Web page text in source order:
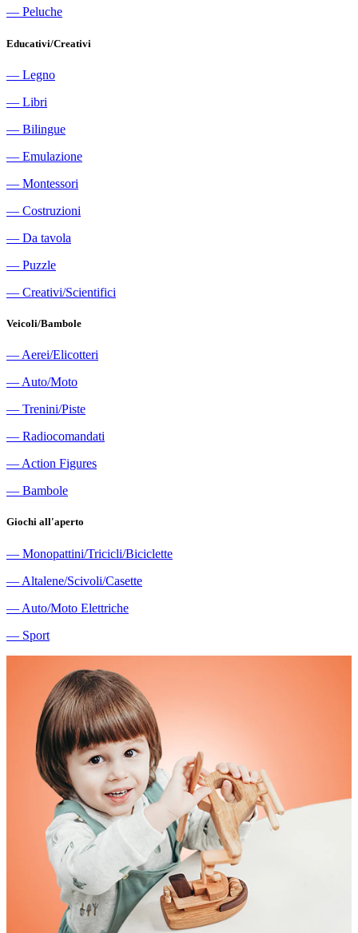
― Peluche
Educativi/Creativi
― Legno
― Libri
― Bilingue
― Emulazione
― Montessori
― Costruzioni
― Da tavola
― Puzzle
― Creativi/Scientifici
Veicoli/Bambole
― Aerei/Elicotteri
― Auto/Moto
― Trenini/Piste
― Radiocomandati
― Action Figures
― Bambole
Giochi all'aperto
― Monopattini/Tricicli/Biciclette
― Altalene/Scivoli/Casette
― Auto/Moto Elettriche
― Sport